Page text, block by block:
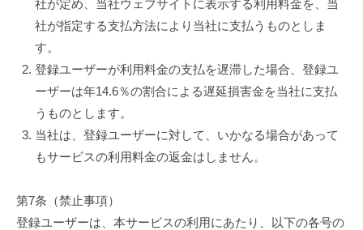
社が定め、当社ウェブサイトに表示する利用料金を、当
社が指定する支払方法により当社に支払うものとしま
す。
登録ユーザーが利用料金の支払を遅滞した場合、登録ユ
ーザーは年14.6％の割合による遅延損害金を当社に支払
うものとします。
当社は、登録ユーザーに対して、いかなる場合があって
もサービスの利用料金の返金はしません。
第7条（禁止事項）
登録ユーザーは、本サービスの利用にあたり、以下の各号の